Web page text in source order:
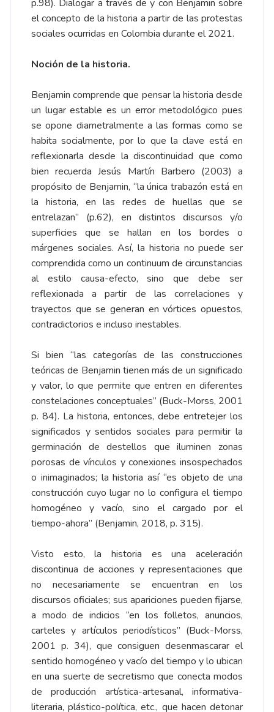
p.98). Dialogar a través de y con Benjamin sobre
el concepto de la historia a partir de las protestas
sociales ocurridas en Colombia durante el 2021.
Noción de la historia.
Benjamin comprende que pensar la historia desde
un lugar estable es un error metodológico pues
se opone diametralmente a las formas como se
habita socialmente, por lo que la clave está en
reflexionarla desde la discontinuidad que como
bien recuerda Jesús Martín Barbero (2003) a
propósito de Benjamin, “la única trabazón está en
la historia, en las redes de huellas que se
entrelazan” (p.62), en distintos discursos y/o
superficies que se hallan en los bordes o
márgenes sociales. Así, la historia no puede ser
comprendida como un continuum de circunstancias
al estilo causa-efecto, sino que debe ser
reflexionada a partir de las correlaciones y
trayectos que se generan en vórtices opuestos,
contradictorios e incluso inestables.
Si bien “las categorías de las construcciones
teóricas de Benjamin tienen más de un significado
y valor, lo que permite que entren en diferentes
constelaciones conceptuales” (Buck-Morss, 2001
p. 84). La historia, entonces, debe entretejer los
significados y sentidos sociales para permitir la
germinación de destellos que iluminen zonas
porosas de vínculos y conexiones insospechados
o inimaginados; la historia así “es objeto de una
construcción cuyo lugar no lo configura el tiempo
homogéneo y vacío, sino el cargado por el
tiempo-ahora” (Benjamin, 2018, p. 315).
Visto esto, la historia es una aceleración
discontinua de acciones y representaciones que
no necesariamente se encuentran en los
discursos oficiales; sus apariciones pueden fijarse,
a modo de indicios “en los folletos, anuncios,
carteles y artículos periodísticos” (Buck-Morss,
2001 p. 34), que consiguen desenmascarar el
sentido homogéneo y vacío del tiempo y lo ubican
en una suerte de secretismo que conecta modos
de producción artística-artesanal, informativa-
literaria, plástico-política, etc., que hacen detonar